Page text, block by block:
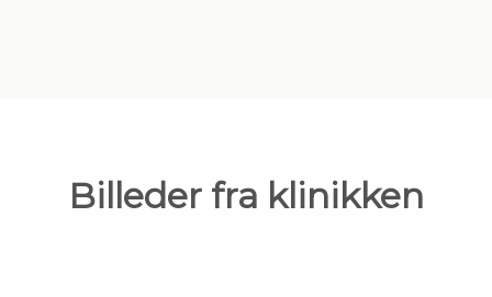
Billeder fra klinikken